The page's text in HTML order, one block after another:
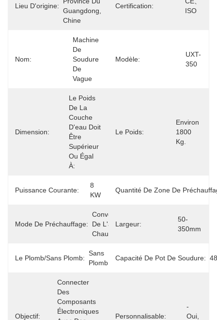
Lieu D'origine:
Guangdong,
Chine
Certification:
ISO
Nom:
Machine
De
Soudure
De
Vague
Modèle:
UXT-
350
Dimension:
Le Poids
De La
Couche
D'eau Doit
Être
Supérieur
Ou Égal
À:
Le Poids:
Environ
1800
Kg.
Puissance Courante:
8
KW
Quantité De Zone De
Mode De Préchauffage:
Convection/IR
De L'air
Chaud
Largeur:
50-
350mm
Le Plomb/sans Plomb:
Sans
Plomb
Capacité De Pot De Soudure:
Objectif:
Connecter
Des
Composants
Électroniques
Personnalisable:
-
Oui,